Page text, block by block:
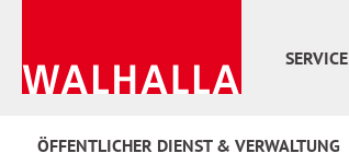
SERVICE
ÖFFENTLICHER DIENST & VERWALTUNG